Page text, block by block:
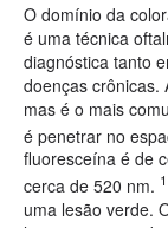
O domínio da
é uma técnica
diagnóstica tanto
doenças crônicas.
mas é o mais
é penetrar no
fluoresceína é de
cerca de 520 nm. 1
uma lesão verde.